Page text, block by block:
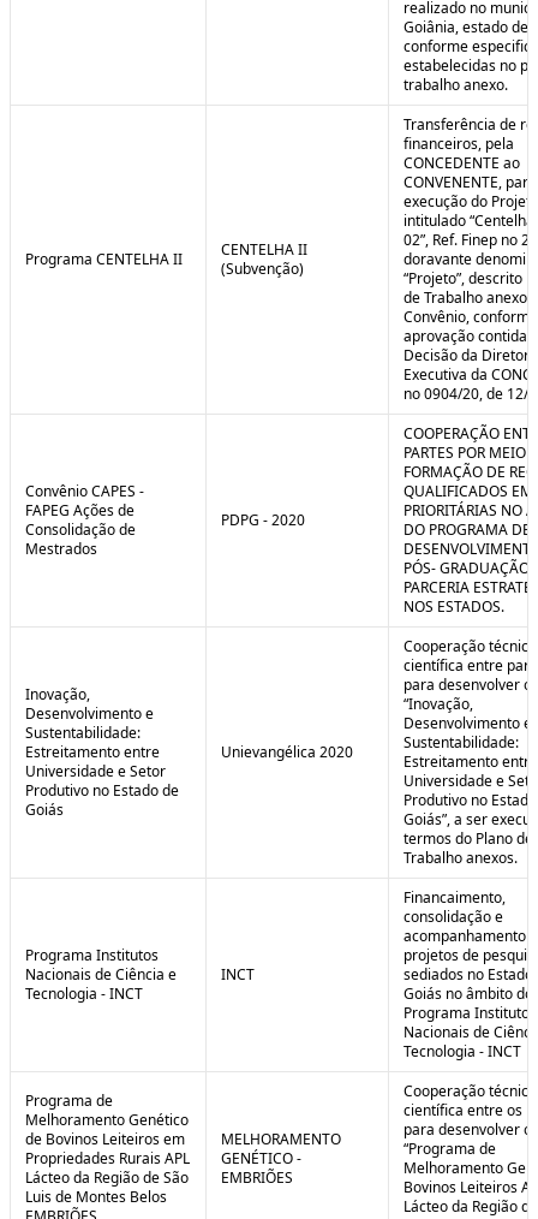
realizado no
Goiânia, estado de
conforme
estabelecidas no
trabalho anexo.
Programa CENTELHA II
CENTELHA II
(Subvenção)
Transferência de
financeiros, pela
CONCEDENTE ao
CONVENENTE,
execução do Projeto
intitulado
02”, Ref. Finep no
doravante
“Projeto”, descrito
de Trabalho anexo
Convênio, conforme
aprovação contida
Decisão da
Executiva da
no 0904/20, de 12/
Convênio CAPES -
FAPEG Ações de
Consolidação de
Mestrados
PDPG - 2020
COOPERAÇÃO
PARTES POR MEIO
FORMAÇÃO DE
QUALIFICADOS EM
PRIORITÁRIAS NO
DO PROGRAMA DE
PÓS- GRADUAÇÃO
PARCERIA
NOS ESTADOS.
Inovação,
Desenvolvimento e
Sustentabilidade:
Estreitamento entre
Universidade e Setor
Produtivo no Estado de
Goiás
Unievangélica 2020
Cooperação
científica entre
para desenvolver o
“Inovação,
Desenvolvimento e
Sustentabilidade:
Estreitamento entre
Universidade e
Produtivo no
Goiás”, a ser
termos do Plano de
Trabalho anexos.
Programa Institutos
Nacionais de Ciência e
Tecnologia - INCT
INCT
Financaimento,
consolidação e
acompanhamento
projetos de
sediados no Estado
Goiás no âmbito do
Programa Institutos
Nacionais de
Tecnologia - INCT
Programa de
Melhoramento Genético
de Bovinos Leiteiros em
Propriedades Rurais APL
Lácteo da Região de São
Luis de Montes Belos
MELHORAMENTO
GENÉTICO -
EMBRIÕES
Cooperação
científica entre os
para desenvolver o
“Programa de
Melhoramento
Bovinos Leiteiros
Lácteo da Região